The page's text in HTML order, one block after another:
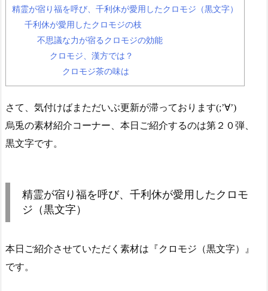
精霊が宿り福を呼び、千利休が愛用したクロモジ（黒文字）
千利休が愛用したクロモジの枝
不思議な力が宿るクロモジの効能
クロモジ、漢方では？
クロモジ茶の味は
さて、気付けばまただいぶ更新が滞っております(;’∀’)
烏兎の素材紹介コーナー、本日ご紹介するのは第２０弾、
黒文字です。
精霊が宿り福を呼び、千利休が愛用したクロモ
ジ（黒文字）
本日ご紹介させていただく素材は『クロモジ（黒文字）』
です。